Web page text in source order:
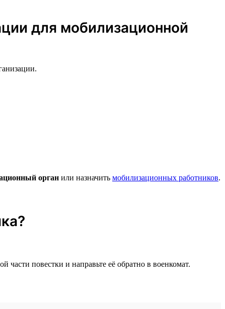
для мобилизационной
орган или назначить мобилизационных работников.
части повестки и направьте её обратно в военкомат.